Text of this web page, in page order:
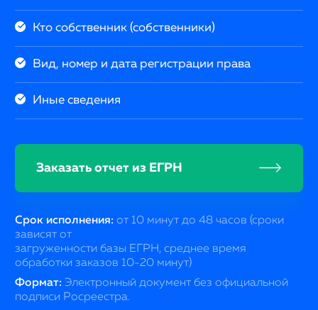
Кто собственник (собственники)
Вид, номер и дата регистрации права
Иные сведения
Заказать отчет из ЕГРН
Срок исполнения: от 10 минут до 48 часов (сроки
зависят от
загруженности базы ЕГРН, среднее время
обработки заказов 10-20 минут)
Формат: Электронный документ без официальной
подписи Росреестра.